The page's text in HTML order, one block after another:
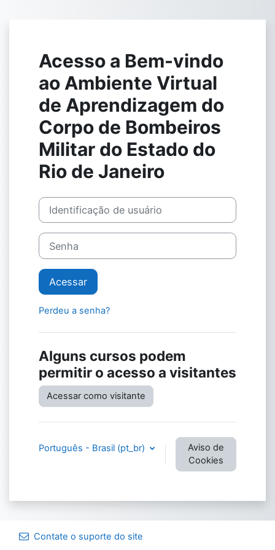
Acesso a Bem-vindo
ao Ambiente Virtual
de Aprendizagem do
Corpo de Bombeiros
Militar do Estado do
Rio de Janeiro
Identificação de usuário
Senha
Acessar
Perdeu a senha?
Alguns cursos podem
permitir o acesso a visitantes
Acessar como visitante
Português - Brasil ‎(pt_br)‎
Aviso de
Cookies
Contate o suporte do site